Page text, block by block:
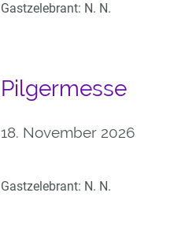
Gastzelebrant: N. N.
Pilgermesse
18. November 2026
Gastzelebrant: N. N.